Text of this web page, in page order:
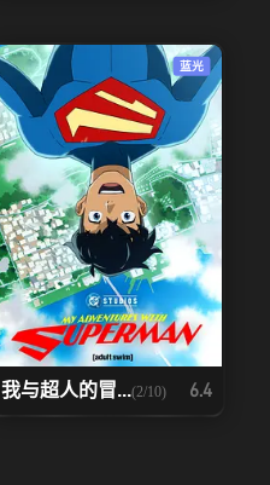
蓝光
我与超人的冒...(2/10) 6.4